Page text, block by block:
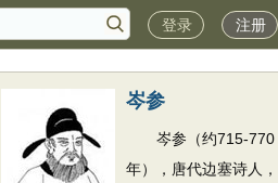
登录 注册
岑参
岑参（约715-770
年），唐代边塞诗人，